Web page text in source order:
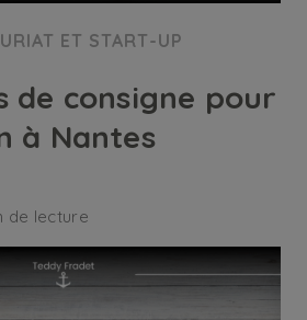
ET START-UP
de consigne pour
à Nantes
de lecture